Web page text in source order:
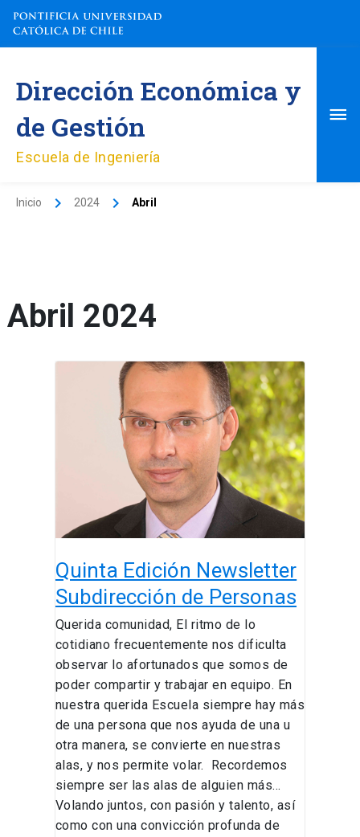
contenido
Dirección Económica y
de Gestión
Escuela de Ingeniería
Inicio 2024 Abril
Abril 2024
Quinta Edición Newsletter
Subdirección de Personas
Querida comunidad, El ritmo de lo
cotidiano frecuentemente nos dificulta
observar lo afortunados que somos de
poder compartir y trabajar en equipo. En
nuestra querida Escuela siempre hay más
de una persona que nos ayuda de una u
otra manera, se convierte en nuestras
alas, y nos permite volar. Recordemos
siempre ser las alas de alguien más…
Volando juntos, con pasión y talento, así
como con una convicción profunda de
Newsletter
Subdirección